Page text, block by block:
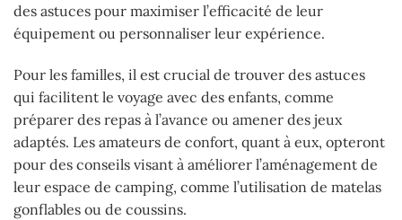
des astuces pour maximiser l’efficacité de leur
équipement ou personnaliser leur expérience.
Pour les familles, il est crucial de trouver des astuces
qui facilitent le voyage avec des enfants, comme
préparer des repas à l’avance ou amener des jeux
adaptés. Les amateurs de confort, quant à eux, opteront
pour des conseils visant à améliorer l’aménagement de
leur espace de camping, comme l’utilisation de matelas
gonflables ou de coussins.